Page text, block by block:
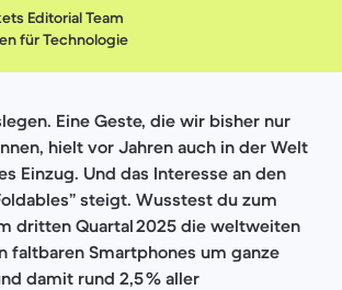
Editorial Team
für Technologie
Eine Geste, die wir bisher nur
hielt vor Jahren auch in der Welt
Einzug. Und das Interesse an den
steigt. Wusstest du zum
dritten Quartal 2025 die weltweiten
faltbaren Smartphones um ganze
damit rund 2,5 % aller